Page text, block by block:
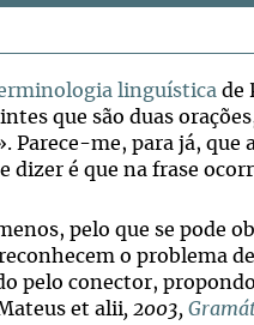
linguística de
que são duas
me, para já, que
dizer é que na frase
pelo que se pode
o problema
pelo conector,
et alii, 2003,